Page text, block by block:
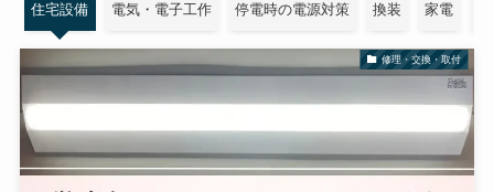
住宅設備 電気・電子工作 停電時の電源対策 換装 家電
修理・交換・取付